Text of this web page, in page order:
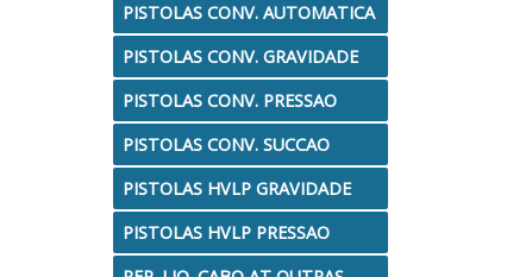
PISTOLAS CONV. AUTOMATICA
PISTOLAS CONV. GRAVIDADE
PISTOLAS CONV. PRESSAO
PISTOLAS CONV. SUCCAO
PISTOLAS HVLP GRAVIDADE
PISTOLAS HVLP PRESSAO